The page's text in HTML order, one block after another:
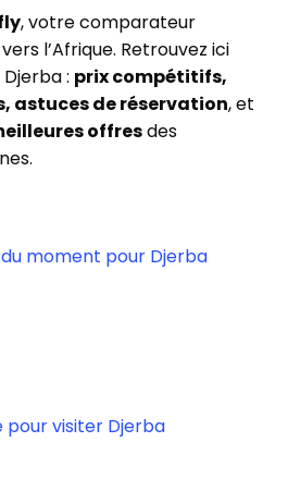
, votre comparateur
l’Afrique. Retrouvez ici
: prix compétitifs,
astuces de réservation, et
offresdes
moment pour Djerba
pour visiter Djerba